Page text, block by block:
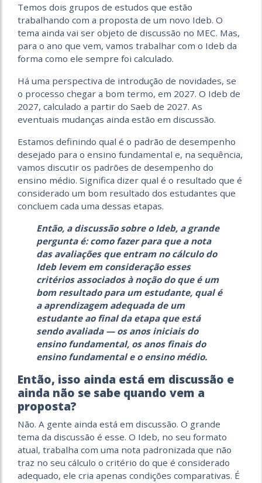
Temos dois grupos de estudos que estão
trabalhando com a proposta de um novo Ideb. O
tema ainda vai ser objeto de discussão no MEC. Mas,
para o ano que vem, vamos trabalhar com o Ideb da
forma como ele sempre foi calculado.
Há uma perspectiva de introdução de novidades, se
o processo chegar a bom termo, em 2027. O Ideb de
2027, calculado a partir do Saeb de 2027. As
eventuais mudanças ainda estão em discussão.
Estamos definindo qual é o padrão de desempenho
desejado para o ensino fundamental e, na sequência,
vamos discutir os padrões de desempenho do
ensino médio. Significa dizer qual é o resultado que é
considerado um bom resultado dos estudantes que
concluem cada uma dessas etapas.
Então, a discussão sobre o Ideb, a grande
pergunta é: como fazer para que a nota
das avaliações que entram no cálculo do
Ideb levem em consideração esses
critérios associados à noção do que é um
bom resultado para um estudante, qual é
a aprendizagem adequada de um
estudante ao final da etapa que está
sendo avaliada — os anos iniciais do
ensino fundamental, os anos finais do
ensino fundamental e o ensino médio.
Então, isso ainda está em discussão e
ainda não se sabe quando vem a
proposta?
Não. A gente ainda está em discussão. O grande
tema da discussão é esse. O Ideb, no seu formato
atual, trabalha com uma nota padronizada que não
traz no seu cálculo o critério do que é considerado
adequado, ele cria apenas condições comparativas. É